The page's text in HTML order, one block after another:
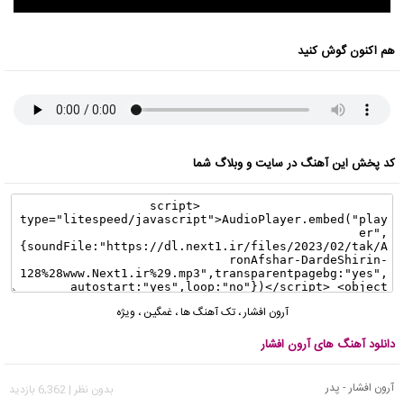
هم اکنون گوش کنید
کد پخش این آهنگ در سایت و وبلاگ شما
آرون افشار،تک آهنگ ها،غمگین ، ویژه
دانلود آهنگ های آرون افشار
آرون افشار - پدر
بدون نظر | 6,362 بازدید